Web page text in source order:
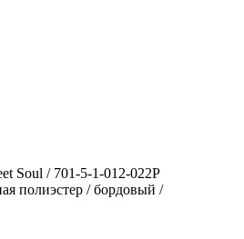
Soul / 701-5-1-012-022P
полиэстер / бордовый /